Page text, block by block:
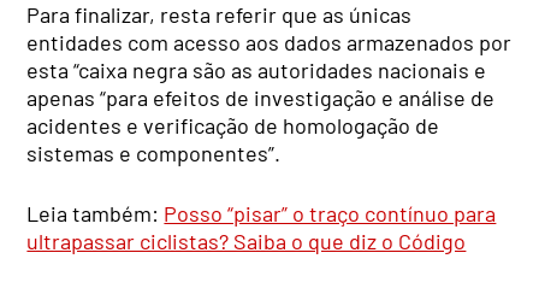
Para finalizar, resta referir que as únicas
entidades com acesso aos dados armazenados por
esta “caixa negra são as autoridades nacionais e
apenas “para efeitos de investigação e análise de
acidentes e verificação de homologação de
sistemas e componentes”.
Leia também: Posso “pisar” o traço contínuo para
ultrapassar ciclistas? Saiba o que diz o Código